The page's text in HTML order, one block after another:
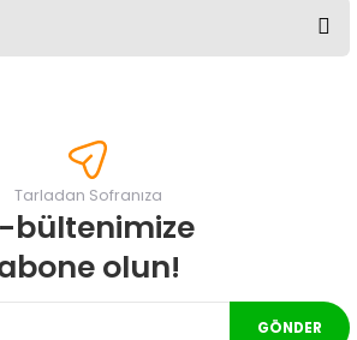
teşekkür ederiz.
bozuk veya görüntülenemiyor.
bulunuyor.
Tarladan Sofranıza
bültenimize
olun!
GÖNDER